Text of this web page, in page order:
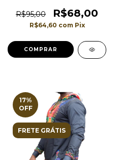
CINZA MESCLA
R$95,00 R$68,00
R$64,60 com Pix
COMPRAR
17%
OFF
FRETE GRÁTIS